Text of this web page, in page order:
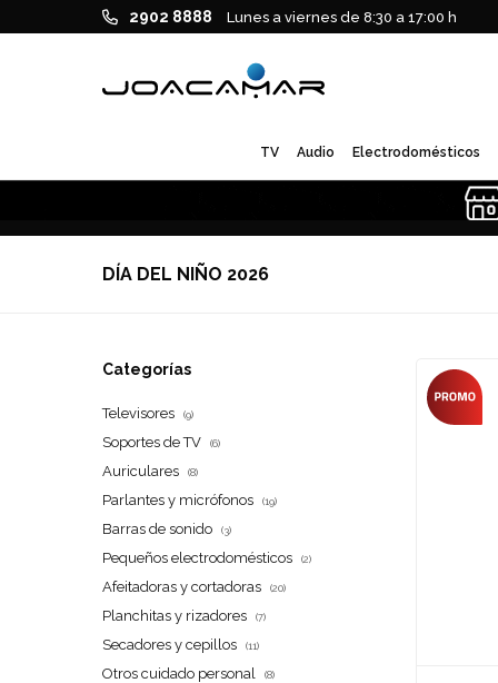
TV Audio Electrodomésticos
2902 8888 Lunes a viernes de 8:30 a 17:00 h
DÍA DEL NIÑO 2026
Categorías
Televisores (9)
Soportes de TV (6)
Auriculares (8)
Parlantes y micrófonos (19)
Barras de sonido (3)
Pequeños electrodomésticos (2)
Afeitadoras y cortadoras (20)
Planchitas y rizadores (7)
Secadores y cepillos (11)
Otros cuidado personal (8)